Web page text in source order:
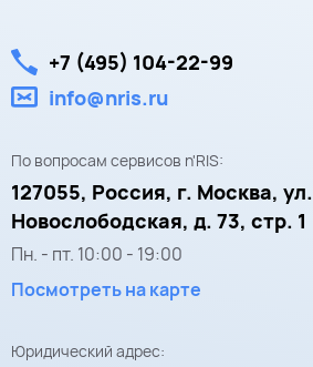
+7 (495) 104-22-99
info@nris.ru
По вопросам сервисов n'RIS:
127055, Россия, г. Москва, ул.
Новослободская, д. 73, стр. 1
Пн. - пт. 10:00 - 19:00
Посмотреть на карте
Юридический адрес: